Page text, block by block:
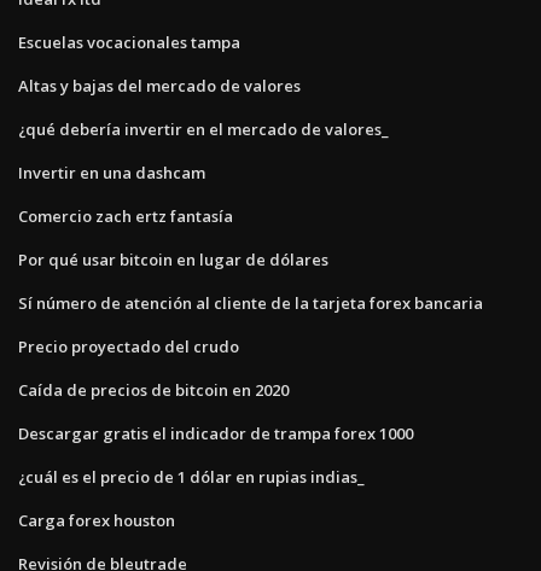
Escuelas vocacionales tampa
Altas y bajas del mercado de valores
¿qué debería invertir en el mercado de valores_
Invertir en una dashcam
Comercio zach ertz fantasía
Por qué usar bitcoin en lugar de dólares
Sí número de atención al cliente de la tarjeta forex bancaria
Precio proyectado del crudo
Caída de precios de bitcoin en 2020
Descargar gratis el indicador de trampa forex 1000
¿cuál es el precio de 1 dólar en rupias indias_
Carga forex houston
Revisión de bleutrade